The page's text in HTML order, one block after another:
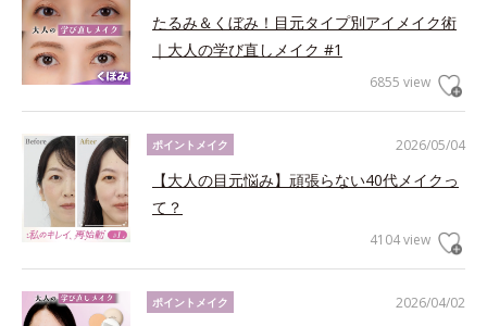
たるみ＆くぼみ！目元タイプ別アイメイク術
｜大人の学び直しメイク #1
6855 view
2026/05/04
ポイントメイク
【大人の目元悩み】頑張らない40代メイクっ
て？
4104 view
2026/04/02
ポイントメイク